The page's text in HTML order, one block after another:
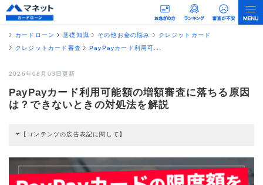
カードローン 基礎知識 その他お金の悩み
クレジットカード
クレジットカード審査
PayPayカード利用可...
2026年08月03日更新
PayPayカード利用可能額の増額審査に落ちる原因
は？できないときの対処法を解説
【コンテンツの広告表記に関して】
すると弊社に対して企業から紹介報酬が支払われるという収益モデルです。 た
だし、特定の商品を根拠なくPRするものではなく、当編集部の調査／ユーザー
への口コミ収集などに基づき、公平性を担保した情報提供を行っています。